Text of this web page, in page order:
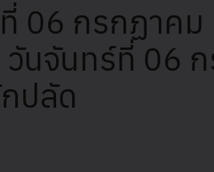
06 กรกฏาค
วันจันทร์ที่ 06
ปลัด